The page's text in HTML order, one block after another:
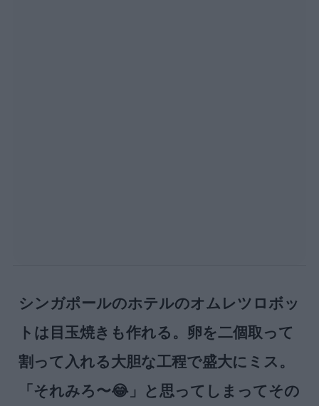
シンガポールのホテルのオムレツロボッ
トは目玉焼きも作れる。卵を二個取って
割って入れる大胆な工程で盛大にミス。
「それみろ〜😂」と思ってしまってその